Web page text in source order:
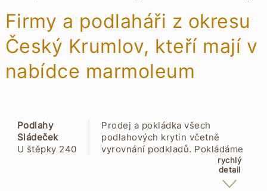
Firmy a podlaháři z okresu
Český Krumlov, kteří mají v
nabídce marmoleum
Podlahy
Sládeček
U štěpky 240
Prodej a pokládka všech
podlahových krytin včetně
vyrovnání podkladů. Pokládáme
PVC, koberce, podlahy - dřevěné,
vinylové, plovoucí, laminátové.
Marmoleum, korek a designové
rychlý
detail